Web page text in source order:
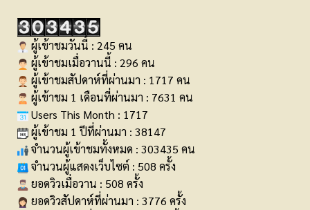
ผู้เข้าชมวันนี้ : 245 คน
ผู้เข้าชมเมื่อวานนี้ : 296 คน
ผู้เข้าชมสัปดาห์ที่ผ่านมา : 1717 คน
ผู้เข้าชม 1 เดือนที่ผ่านมา : 7631 คน
Users This Month : 1717
ผู้เข้าชม 1 ปีที่ผ่านมา : 38147
จำนวนผู้เข้าชมทั้งหมด : 303435 คน
จำนวนผู้แสดงเว็บไซต์ : 508 ครั้ง
ยอดวิวเมื่อวาน : 508 ครั้ง
ยอดวิวสัปดาห์ที่ผ่านมา : 3776 ครั้ง